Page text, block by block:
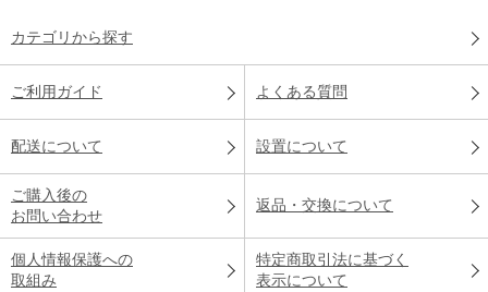
カテゴリから探す
ご利用ガイド よくある質問
配送について 設置について
ご購入後の
お問い合わせ
返品・交換について
個人情報保護への
取組み
特定商取引法に基づく
表示について